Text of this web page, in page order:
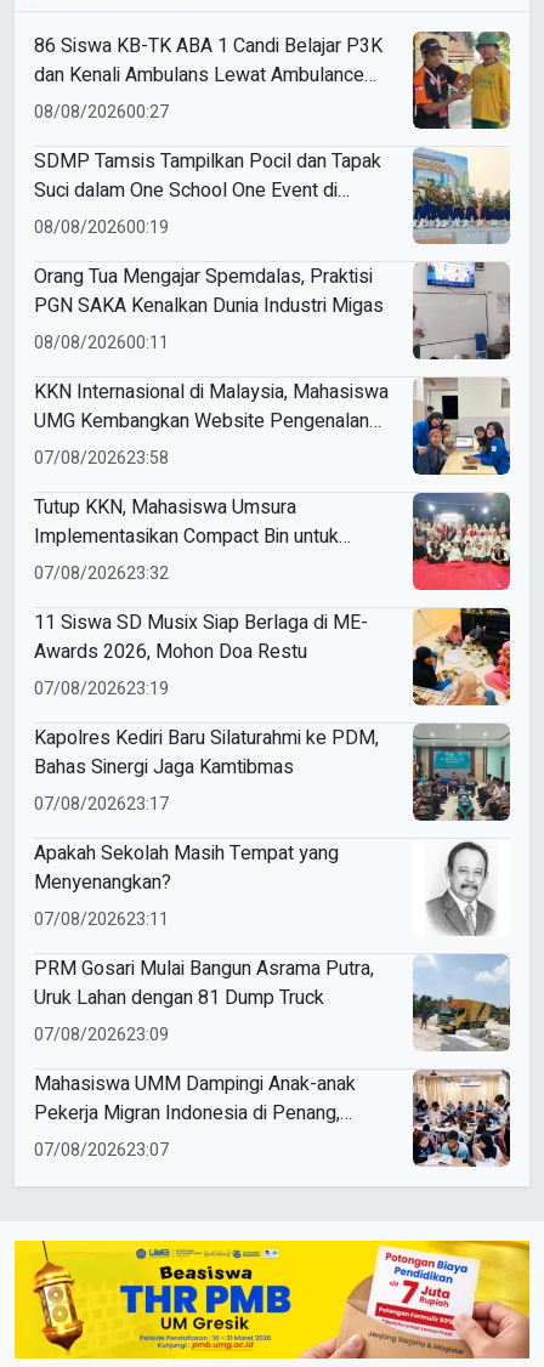
86 Siswa KB-TK ABA 1 Candi Belajar P3K
dan Kenali Ambulans Lewat Ambulance
Goes to Schools
08/08/202600:27
SDMP Tamsis Tampilkan Pocil dan Tapak
Suci dalam One School One Event di
Mojokerto
08/08/202600:19
Orang Tua Mengajar Spemdalas, Praktisi
PGN SAKA Kenalkan Dunia Industri Migas
08/08/202600:11
KKN Internasional di Malaysia, Mahasiswa
UMG Kembangkan Website Pengenalan
Budaya Indonesia
07/08/202623:58
Tutup KKN, Mahasiswa Umsura
Implementasikan Compact Bin untuk
Sampah Anorganik di Ketabang
07/08/202623:32
11 Siswa SD Musix Siap Berlaga di ME-
Awards 2026, Mohon Doa Restu
07/08/202623:19
Kapolres Kediri Baru Silaturahmi ke PDM,
Bahas Sinergi Jaga Kamtibmas
07/08/202623:17
Apakah Sekolah Masih Tempat yang
Menyenangkan?
07/08/202623:11
PRM Gosari Mulai Bangun Asrama Putra,
Uruk Lahan dengan 81 Dump Truck
07/08/202623:09
Mahasiswa UMM Dampingi Anak-anak
Pekerja Migran Indonesia di Penang,
Perkuat Literasi dan Cinta Tanah Air
07/08/202623:07